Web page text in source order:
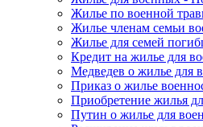
Жилье по военной
Жилье членам семьи
Жилье для семей
Кредит на жилье для
Медведев о жилье для
Приказ о жилье
Приобретение жилья
Путин о жилье для